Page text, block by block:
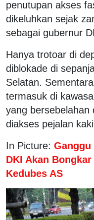
penutupan akses
dikeluhkan sejak
sebagai gubernur
Hanya trotoar di
diblokade di
Selatan.
termasuk di
yang bersebelahan
diakses pejalan
In Picture: Ganggu
DKI Akan
Kedubes AS